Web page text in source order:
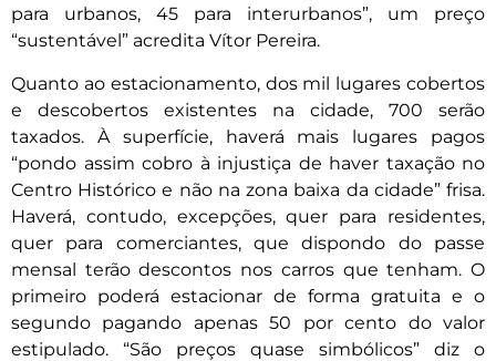
para urbanos, 45 para interurbanos”, um preço
“sustentável” acredita Vítor Pereira.
Quanto ao estacionamento, dos mil lugares cobertos
e descobertos existentes na cidade, 700 serão
taxados. À superfície, haverá mais lugares pagos
“pondo assim cobro à injustiça de haver taxação no
Centro Histórico e não na zona baixa da cidade” frisa.
Haverá, contudo, excepções, quer para residentes,
quer para comerciantes, que dispondo do passe
mensal terão descontos nos carros que tenham. O
primeiro poderá estacionar de forma gratuita e o
segundo pagando apenas 50 por cento do valor
estipulado. “São preços quase simbólicos” diz o